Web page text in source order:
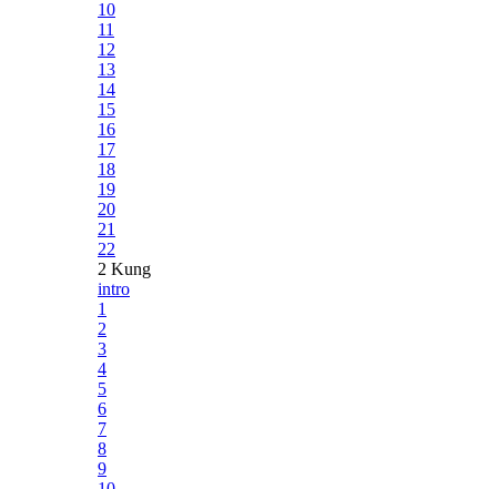
10
11
12
13
14
15
16
17
18
19
20
21
22
2 Kung
intro
1
2
3
4
5
6
7
8
9